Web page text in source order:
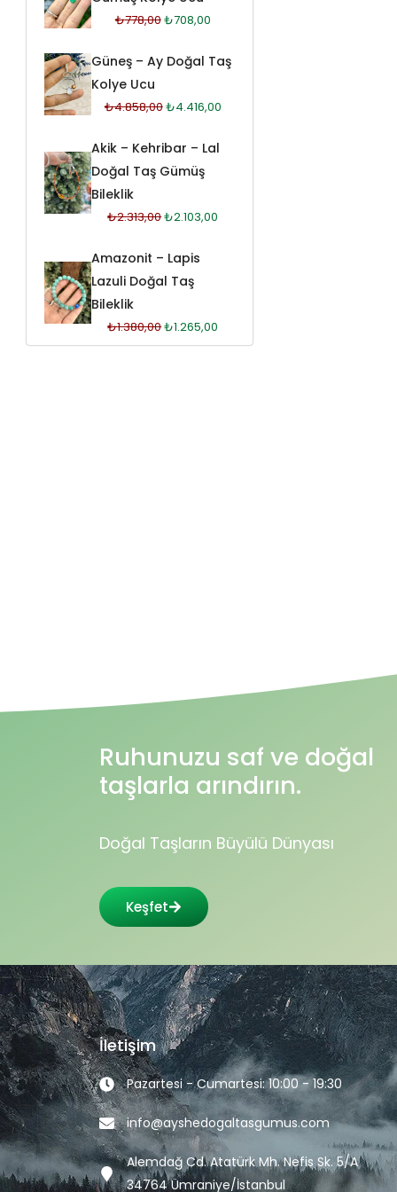
₺778,00₺708,00
Güneş – Ay Doğal Taş
Kolye Ucu
₺4.858,00₺4.416,00
Akik – Kehribar – Lal
Doğal Taş Gümüş
Bileklik
₺2.313,00₺2.103,00
Amazonit – Lapis
Lazuli Doğal Taş
Bileklik
₺1.380,00₺1.265,00
Ruhunuzu saf ve doğal
taşlarla arındırın.
Doğal Taşların Büyülü Dünyası
Keşfet
İletişim
Pazartesi - Cumartesi: 10:00 - 19:30
info@ayshedogaltasgumus.com
Alemdağ Cd. Atatürk Mh. Nefis Sk. 5/A
34764 Ümraniye/İstanbul